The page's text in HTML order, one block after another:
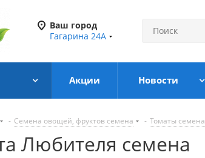
Ваш город
Гагарина 24А
Акции Новости
- Семена овощей, фруктов семена - Томаты семена
Любителя семена